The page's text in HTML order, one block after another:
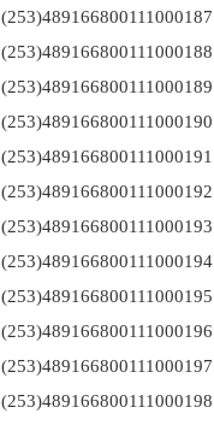
(253)489166800111000187
(253)489166800111000188
(253)489166800111000189
(253)489166800111000190
(253)489166800111000191
(253)489166800111000192
(253)489166800111000193
(253)489166800111000194
(253)489166800111000195
(253)489166800111000196
(253)489166800111000197
(253)489166800111000198